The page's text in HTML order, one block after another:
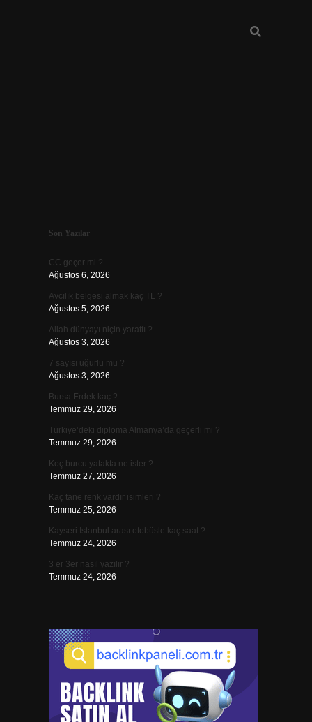
Sidebar
Son Yazılar
CC geçer mi ?
Ağustos 6, 2026
Avcılık belgesi almak kaç TL ?
Ağustos 5, 2026
Allah dünyayı niçin yarattı ?
Ağustos 3, 2026
7 sayısı uğurlu mu ?
Ağustos 3, 2026
Bursa Erdek kaç ?
Temmuz 29, 2026
Türkiye’deki diploma Almanya’da geçerli mi ?
Temmuz 29, 2026
Koç burcu yatakta ne ister ?
Temmuz 27, 2026
Kaç tane renk vardır isimleri ?
Temmuz 25, 2026
Kayseri İstanbul arası otobüsle kaç saat ?
Temmuz 24, 2026
3 er 3er nasıl yazılır ?
Temmuz 24, 2026